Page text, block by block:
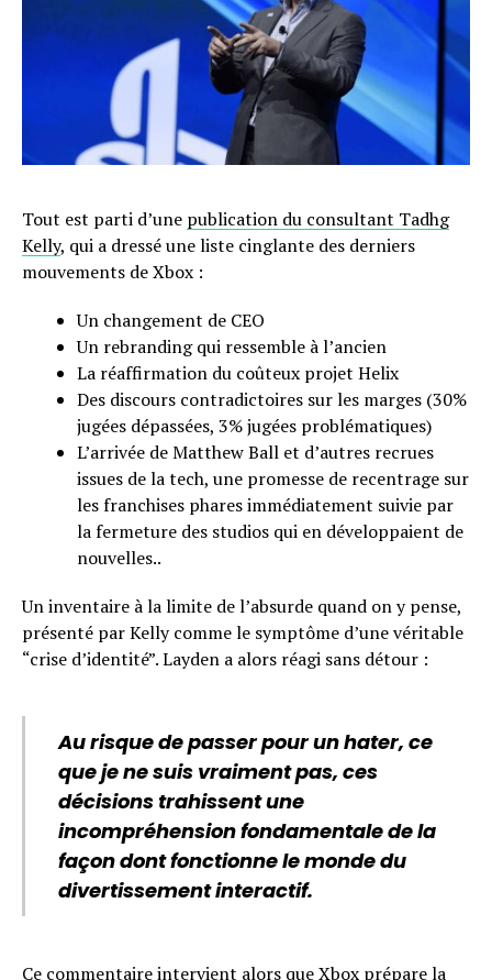
Tout est parti d’une publication du consultant Tadhg
Kelly, qui a dressé une liste cinglante des derniers
mouvements de Xbox :
Un changement de CEO
Un rebranding qui ressemble à l’ancien
La réaffirmation du coûteux projet Helix
Des discours contradictoires sur les marges (30%
jugées dépassées, 3% jugées problématiques)
L’arrivée de Matthew Ball et d’autres recrues
issues de la tech, une promesse de recentrage sur
les franchises phares immédiatement suivie par
la fermeture des studios qui en développaient de
nouvelles..
Un inventaire à la limite de l’absurde quand on y pense,
présenté par Kelly comme le symptôme d’une véritable
“crise d’identité”. Layden a alors réagi sans détour :
Au risque de passer pour un hater, ce
que je ne suis vraiment pas, ces
décisions trahissent une
incompréhension fondamentale de la
façon dont fonctionne le monde du
divertissement interactif.
Ce commentaire intervient alors que Xbox préparela